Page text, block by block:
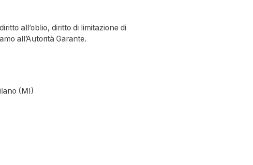
all’oblio, diritto di limitazione di
all’Autorità Garante.
(MI)